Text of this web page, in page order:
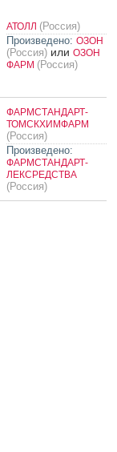
АТОЛЛ (Россия)
Произведено: ОЗОН
(Россия) или ОЗОН
ФАРМ (Россия)
ФАРМСТАНДАРТ-
ТОМСКХИМФАРМ
(Россия)
Произведено:
ФАРМСТАНДАРТ-
ЛЕКСРЕДСТВА
(Россия)